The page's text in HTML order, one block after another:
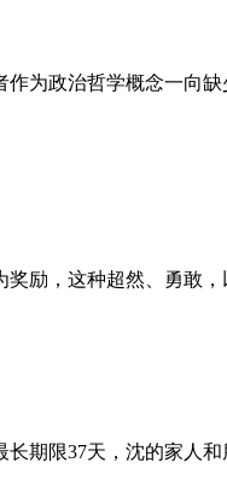
为政治哲学概念一向
励，这种超然、勇敢
期限37天，沈的家人